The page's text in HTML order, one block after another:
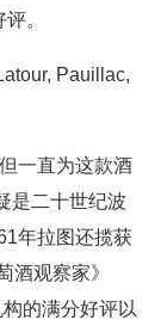
。
Pauillac,
一直为这款酒
是二十世纪波
年拉图还揽获
酒观察家》
的满分好评以